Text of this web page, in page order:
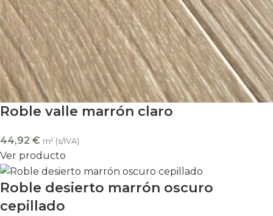
Roble valle marrón claro
44,92 € m² (s/IVA)
Ver producto
Roble desierto marrón oscuro
cepillado